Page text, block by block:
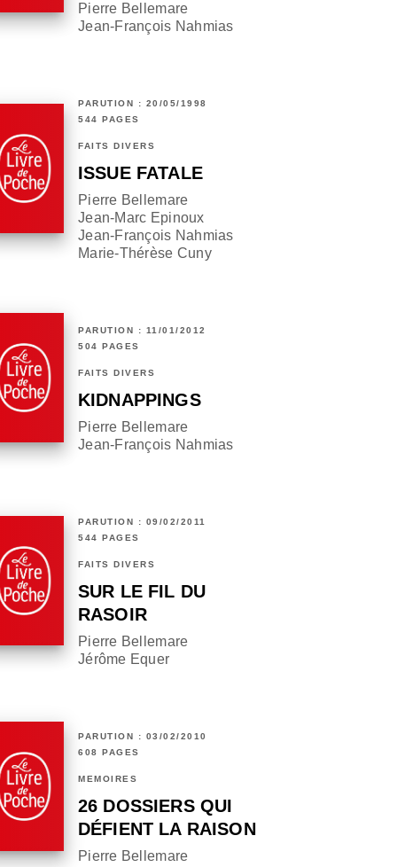
Pierre Bellemare
Jean-François Nahmias
PARUTION : 20/05/1998
544 PAGES
FAITS DIVERS
ISSUE FATALE
Pierre Bellemare
Jean-Marc Epinoux
Jean-François Nahmias
Marie-Thérèse Cuny
PARUTION : 11/01/2012
504 PAGES
FAITS DIVERS
KIDNAPPINGS
Pierre Bellemare
Jean-François Nahmias
PARUTION : 09/02/2011
544 PAGES
FAITS DIVERS
SUR LE FIL DU
RASOIR
Pierre Bellemare
Jérôme Equer
PARUTION : 03/02/2010
608 PAGES
MÉMOIRES
26 DOSSIERS QUI
DÉFIENT LA RAISON
Pierre Bellemare